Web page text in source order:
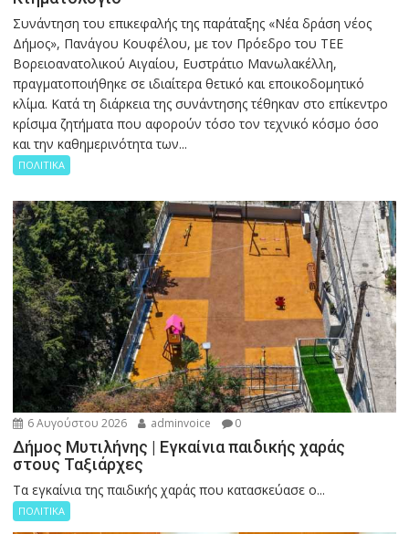
Συνάντηση του επικεφαλής της παράταξης «Νέα δράση νέος
Δήμος», Πανάγου Κουφέλου, με τον Πρόεδρο του ΤΕΕ
Βορειοανατολικού Αιγαίου, Ευστράτιο Μανωλακέλλη,
πραγματοποιήθηκε σε ιδιαίτερα θετικό και εποικοδομητικό
κλίμα. Κατά τη διάρκεια της συνάντησης τέθηκαν στο επίκεντρο
κρίσιμα ζητήματα που αφορούν τόσο τον τεχνικό κόσμο όσο
και την καθημερινότητα των...
ΠΟΛΙΤΙΚΑ
6 Αυγούστου 2026 adminvoice 0
Δήμος Μυτιλήνης | Εγκαίνια παιδικής χαράς
στους Ταξιάρχες
Tα εγκαίνια της παιδικής χαράς που κατασκεύασε ο...
ΠΟΛΙΤΙΚΑ